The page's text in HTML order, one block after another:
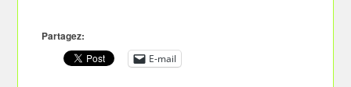
Partagez:
E-mail